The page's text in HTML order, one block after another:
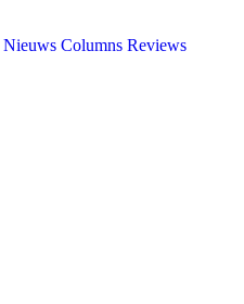
Nieuws Columns Reviews